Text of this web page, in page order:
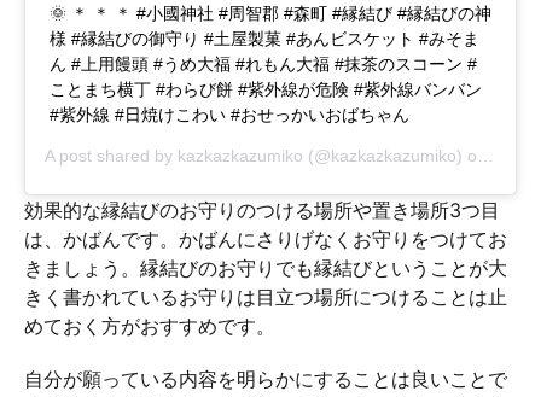
🌞 ＊ ＊ ＊ #小國神社 #周智郡 #森町 #縁結び #縁結びの神
様 #縁結びの御守り #土屋製菓 #あんビスケット #みそま
ん #上用饅頭 #うめ大福 #れもん大福 #抹茶のスコーン #
ことまち横丁 #わらび餅 #紫外線が危険 #紫外線バンバン
#紫外線 #日焼けこわい #おせっかいおばちゃん
A post shared by kazkazkazumiko (@kazkazkazumiko) on
効果的な縁結びのお守りのつける場所や置き場所3つ目
は、かばんです。かばんにさりげなくお守りをつけてお
きましょう。縁結びのお守りでも縁結びということが大
きく書かれているお守りは目立つ場所につけることは止
めておく方がおすすめです。
自分が願っている内容を明らかにすることは良いことで